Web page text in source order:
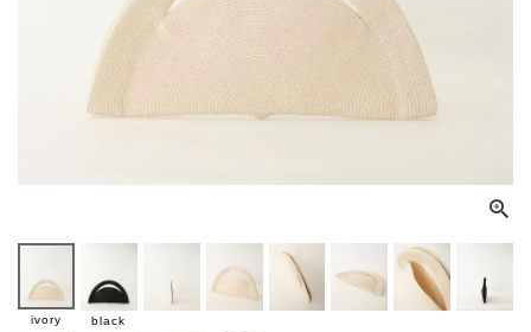
ivory black